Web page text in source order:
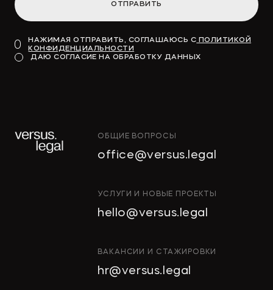
ОТПРАВИТЬ
НАЖИМАЯ ОТПРАВИТЬ, СОГЛАШАЮСЬ С ПОЛИТИКОЙ
КОНФИДЕНЦИАЛЬНОСТИ
ДАЮ СОГЛАСИЕ НА ОБРАБОТКУ ДАННЫХ
ОБЩИЕ ВОПРОСЫ
office@versus.legal
УСЛУГИ И НОВЫЕ ПРОЕКТЫ
hello@versus.legal
ВАКАНСИИ И СТАЖИРОВКИ
hr@versus.legal